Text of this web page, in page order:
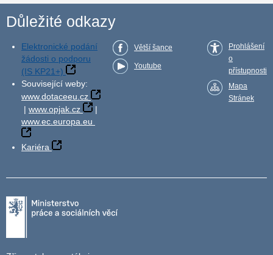
Důležité odkazy
Elektronické podání
žádosti o podporu
(IS KP21+)
Související weby:
www.dotaceeu.cz
| www.opjak.cz
|
www.ec.europa.eu
Kariéra
Větší šance
Youtube
Prohlášení
o
přístupnosti
Mapa
Stránek